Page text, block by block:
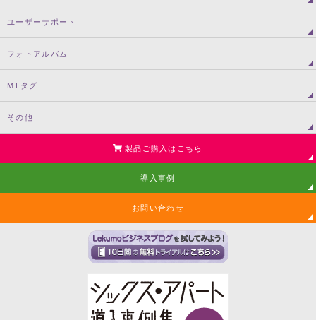
ユーザーサポート
フォトアルバム
MTタグ
その他
製品ご購入はこちら
導入事例
お問い合わせ